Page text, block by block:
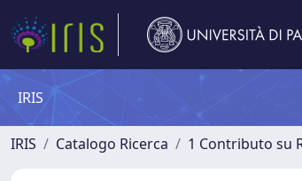
IRIS
IRIS Catalogo Ricerca 1 Contributo su